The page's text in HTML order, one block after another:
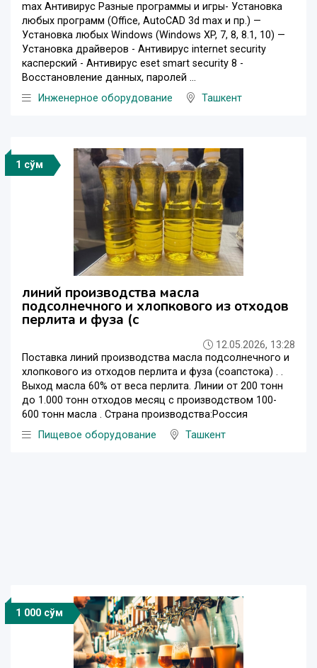
max Антивирус Разные программы и игры- Установка
любых программ (Office, AutoCAD 3d max и пр.) —
Установка любых Windows (Windows XP, 7, 8, 8.1, 10) —
Установка драйверов - Антивирус internet security
касперский - Антивирус eset smart security 8 -
Восстановление данных, паролей ...
Инженерное оборудование
Ташкент
1 сўм
линий производства масла
подсолнечного и хлопкового из отходов
перлита и фуза (с
12.05.2026, 13:28
Поставка линий производства масла подсолнечного и
хлопкового из отходов перлита и фуза (соапстока) . .
Выход масла 60% от веса перлита. Линии от 200 тонн
до 1.000 тонн отходов месяц с производством 100-
600 тонн масла . Страна производства:Россия
Пищевое оборудование
Ташкент
1 000 сўм